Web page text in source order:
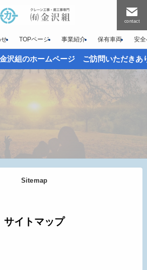
contact
せ TOPページ 事業紹介 保有車両 安
沢組のホームページ ご訪問いただきあ
Sitemap
サイトマップ